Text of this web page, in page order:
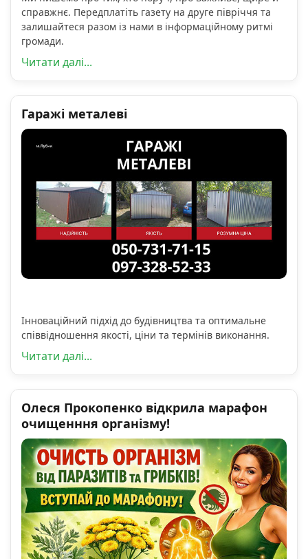
справжнє. Передплатіть газету на друге півріччя та
залишайтеся разом із нами в інформаційному ритмі
громади.
Читати далі...
Гаражі металеві
Інноваційний підхід до будівництва та оптимальне
співвідношення якості, ціни та термінів виконання.
Читати далі...
Олеся Прокопенко відкрила марафон
очищенння організму!